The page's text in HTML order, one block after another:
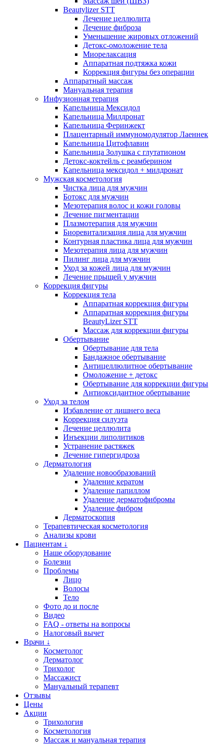
Beautylizer STT
Лечение целлюлита
Лечение фиброза
Уменьшение жировых отложений
Детокс-омоложение тела
Миорелаксация
Аппаратная подтяжка кожи
Коррекция фигуры без операции
Аппаратный массаж
Мануальная терапия
Инфузионная терапия
Капельница Мексидол
Капельница Милдронат
Капельница Феринжект
Плацентарный иммуномодулятор Лаеннек
Капельница Цитофлавин
Капельница Золушка с глутатионом
Детокс-коктейль с реамберином
Капельница мексидол + милдронат
Мужская косметология
Чистка лица для мужчин
Ботокс для мужчин
Мезотерапия волос и кожи головы
Лечение пигментации
Плазмотерапия для мужчин
Биоревитализация лица для мужчин
Контурная пластика лица для мужчин
Мезотерапия лица для мужчин
Пилинг лица для мужчин
Уход за кожей лица для мужчин
Лечение прыщей у мужчин
Коррекция фигуры
Коррекция тела
Аппаратная коррекция фигуры
Аппаратная коррекция фигуры
BeautyLizer STT
Массаж для коррекции фигуры
Обертывание
Обертывание для тела
Бандажное обертывание
Антицеллюлитное обертывание
Омоложение + детокс
Обертывание для коррекции фигуры
Антиоксидантное обертывание
Уход за телом
Избавление от лишнего веса
Коррекция силуэта
Лечение целлюлита
Инъекции липолитиков
Устранение растяжек
Лечение гипергидроза
Дерматология
Удаление новообразований
Удаление кератом
Удаление папиллом
Удаление дерматофибромы
Удаление фибром
Дерматоскопия
Терапевтическая косметология
Анализы крови
Пациентам ↓
Наше оборудование
Болезни
Проблемы
Лицо
Волосы
Тело
Фото до и после
Видео
FAQ - ответы на вопросы
Налоговый вычет
Врачи ↓
Косметолог
Дерматолог
Трихолог
Массажист
Мануальный терапевт
Отзывы
Цены
Акции
Трихология
Косметология
Массаж и мануальная терапия